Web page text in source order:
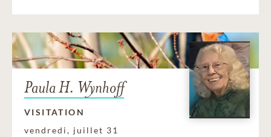
Paula H. Wynhoff
VISITATION
vendredi, juillet 31